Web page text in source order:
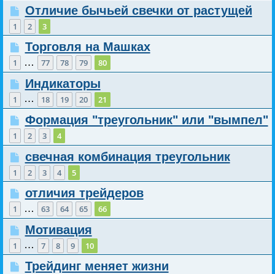
Отличие бычьей свечки от растущей
1 2 3
Торговля на Машках
1 … 77 78 79 80
Индикаторы
1 … 18 19 20 21
Формация "треугольник" или "вымпел"
1 2 3 4
свечная комбинация треугольник
1 2 3 4 5
отличия трейдеров
1 … 63 64 65 66
Мотивация
1 … 7 8 9 10
Трейдинг меняет жизни